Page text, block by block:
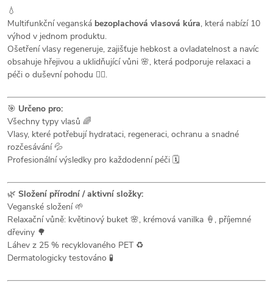
💧
Multifunkční veganská bezoplachová vlasová kúra, která nabízí 10
výhod v jednom produktu.
Ošetření vlasy regeneruje, zajišťuje hebkost a ovladatelnost a navíc
obsahuje hřejivou a uklidňující vůni 🌸, která podporuje relaxaci a
péči o duševní pohodu 🧘‍♀️.
🎯 Určeno pro:
Všechny typy vlasů 🌈
Vlasy, které potřebují hydrataci, regeneraci, ochranu a snadné
rozčesávání 💦
Profesionální výsledky pro každodenní péči 🗓️
🌿 Složení přírodní / aktivní složky:
Veganské složení 🌱
Relaxační vůně: květinový buket 🌸, krémová vanilka 🍦, příjemné
dřeviny 🌳
Láhev z 25 % recyklovaného PET ♻️
Dermatologicky testováno 🧪